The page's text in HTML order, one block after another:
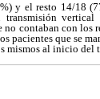
y el resto 14/18
transmisión
contaban con
pacientes que se
mismos al inicio